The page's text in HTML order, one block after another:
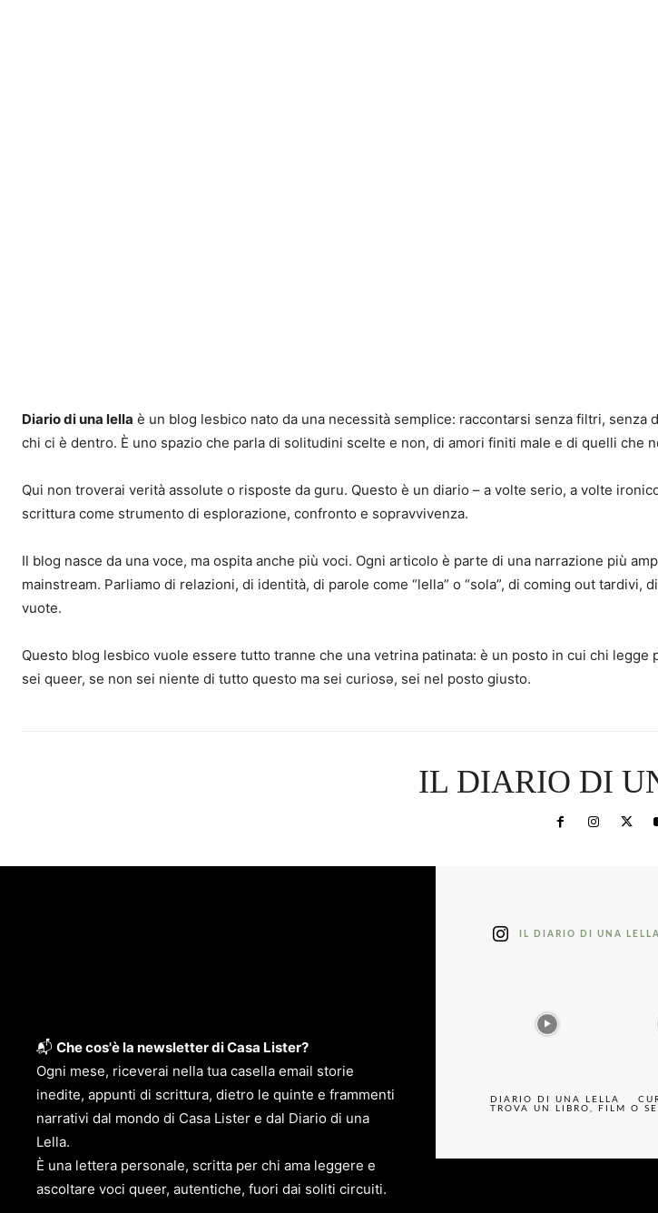
Diario di una lella è un blog lesbico nato da una necessità semplice: raccontarsi senza filtri,
chi ci è dentro. È uno spazio che parla di solitudini scelte e non, di amori finiti male e di quelli che
Qui non troverai verità assolute o risposte da guru. Questo è un diario – a volte serio, a volte
scrittura come strumento di esplorazione, confronto e sopravvivenza.
Il blog nasce da una voce, ma ospita anche più voci. Ogni articolo è parte di una narrazione più
mainstream. Parliamo di relazioni, di identità, di parole come “lella” o “sola”, di coming out
vuote.
Questo blog lesbico vuole essere tutto tranne che una vetrina patinata: è un posto in cui chi
sei queer, se non sei niente di tutto questo ma sei curiosə, sei nel posto giusto.
IL DIARIO DI
📬 Che cos'è la newsletter di Casa Lister?
Ogni mese, riceverai nella tua casella email storie
inedite, appunti di scrittura, dietro le quinte e frammenti
narrativi dal mondo di Casa Lister e dal Diario di una
Lella.
È una lettera personale, scritta per chi ama leggere e
ascoltare voci queer, autentiche, fuori dai soliti circuiti.
IL DIARIO DI UNA LELLA
DIARIO DI UNA LELLA
TROVA UN LIBRO, FILM O